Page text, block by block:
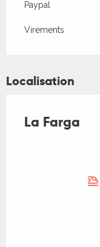
Paypal
Virements
Localisation
La Farga